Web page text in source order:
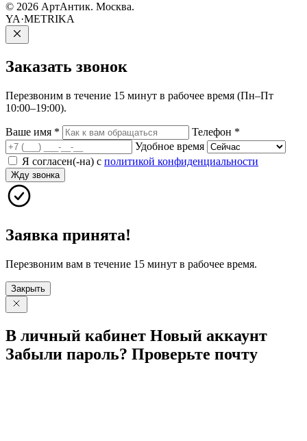
© 2026 АртАнтик. Москва.
YA·METRIKA
Заказать звонок
Перезвоним в течение 15 минут в рабочее время (Пн–Пт
10:00–19:00).
Ваше имя * Телефон *
Удобное время
Я согласен(-на) с политикой конфиденциальности
Жду звонка
Заявка принята!
Перезвоним вам в течение 15 минут в рабочее время.
Закрыть
В личный кабинет Новый аккаунт
Забыли пароль? Проверьте почту